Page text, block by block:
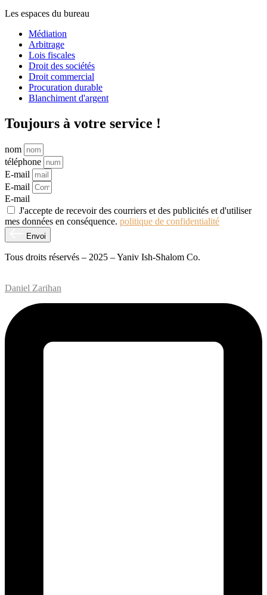
Les espaces du bureau
Médiation
Arbitrage
Lois fiscales
Droit des sociétés
Droit commercial
Procuration durable
Blanchiment d'argent
Toujours à votre service !
nom
téléphone
E-mail
E-mail
E-mail
J'accepte de recevoir des courriers et des publicités et d'utiliser
mes données en conséquence. politique de confidentialité
Envoi
Tous droits réservés – 2025 – Yaniv Ish-Shalom Co.
Daniel Zarihan